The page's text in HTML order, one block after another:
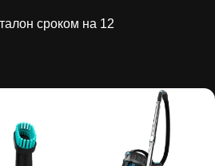
сроком на 12